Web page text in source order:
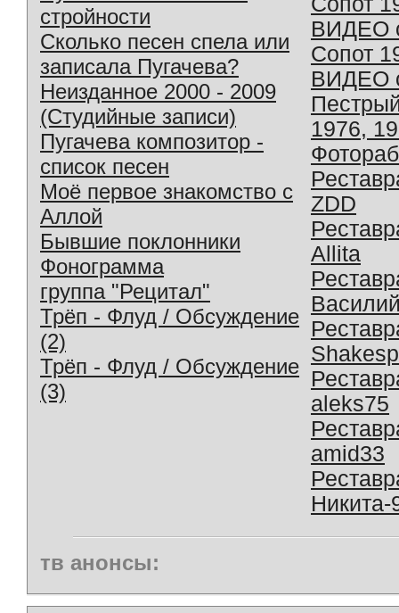
стройности
Сколько песен спела или
записала Пугачева?
Неизданное 2000 - 2009
(Студийные записи)
Пугачева композитор -
список песен
Моё первое знакомство с
Аллой
Бывшие поклонники
Фонограмма
группа "Рецитал"
Трёп - Флуд / Обсуждение
(2)
Трёп - Флуд / Обсуждение
(3)
ВИДЕО
Сопот
ВИДЕО
1976,
ZDD
Allita
aleks75
amid33
Никита-
тв анонсы: